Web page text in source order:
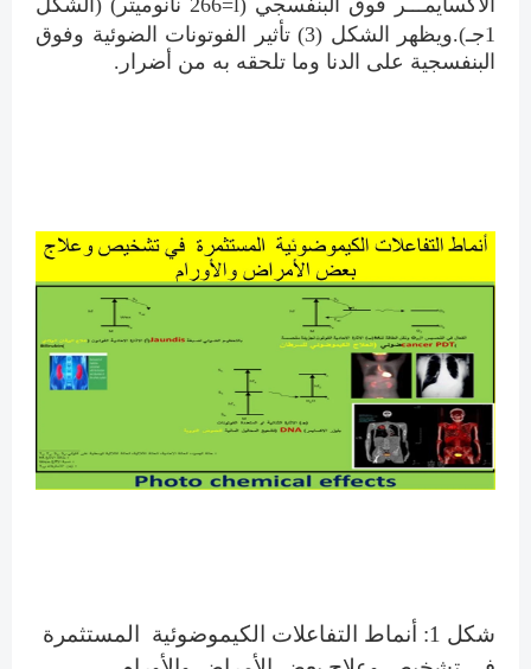
1جـ).ويظهر الشكل (3) تأثير الفوتونات الضوئية وفوق
البنفسجية على الدنا وما تلحقه به من أضرار.
شكل 1: أنماط التفاعلات الكيموضوئية المستثمرة